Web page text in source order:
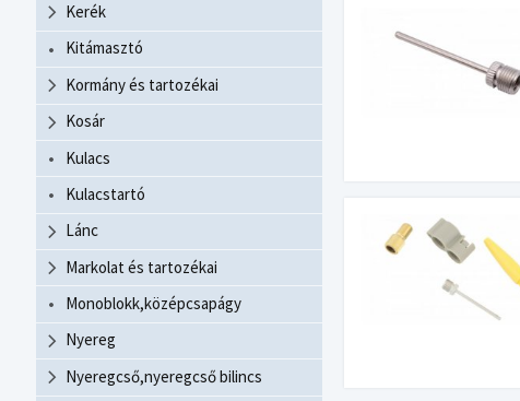
Kerék
Kitámasztó
Kormány és tartozékai
Kosár
Kulacs
Kulacstartó
Lánc
Markolat és tartozékai
Monoblokk,középcsapágy
Nyereg
Nyeregcső,nyeregcső bilincs